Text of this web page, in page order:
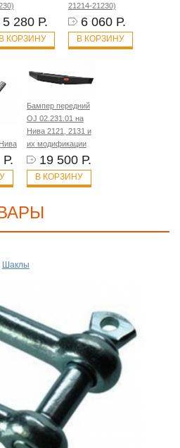
5 280 Р.
В КОРЗИНУ
21214-21230)
6 060 Р.
В КОРЗИНУ
Р.
Бампер передний
OJ 02.231.01 на
Нива 2121, 2131 и
их модификации
19 500 Р.
В КОРЗИНУ
Шаклы